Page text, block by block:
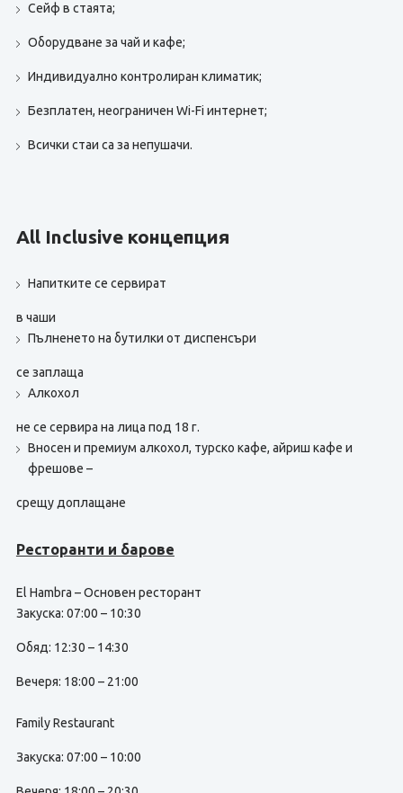
Сейф в стаята;
Оборудване за чай и кафе;
Индивидуално контролиран климатик;
Безплатен, неограничен Wi-Fi интернет;
Всички стаи са за непушачи.
All Inclusive концепция
Напитките се сервират
в чаши
Пълненето на бутилки от диспенсъри
се заплаща
Алкохол
не се сервира на лица под 18 г.
Вносен и премиум алкохол, турско кафе, айриш кафе и
фрешове –
срещу доплащане
Ресторанти и барове
El Hambra – Основен ресторант
Закуска: 07:00 – 10:30
Обяд: 12:30 – 14:30
Вечеря: 18:00 – 21:00
Family Restaurant
Закуска: 07:00 – 10:00